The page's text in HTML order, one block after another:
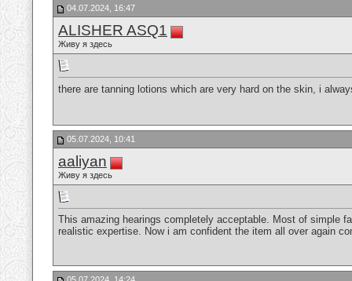
04.07.2024, 16:47
ALISHER ASQ1
Живу я здесь
there are tanning lotions which are very hard on the skin, i
05.07.2024, 10:41
aaliyan
Живу я здесь
This amazing hearings completely acceptable. Most of simple
realistic expertise. Now i am confident the item all over again